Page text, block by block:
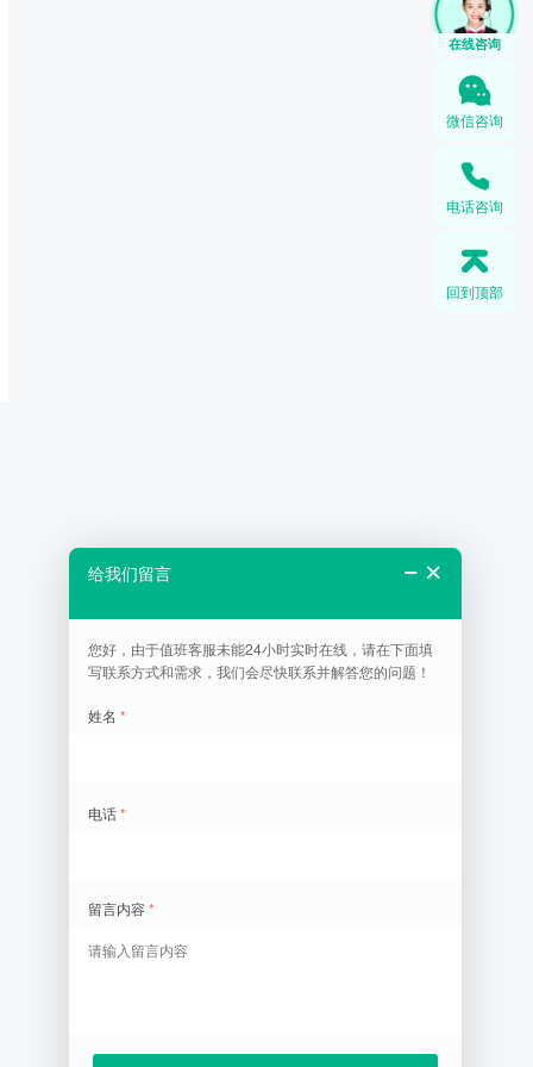
在线咨询
微信咨询
电话咨询
回到顶部